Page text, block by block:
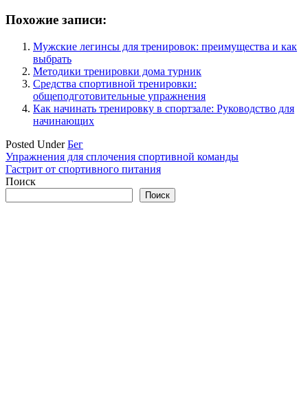
Похожие записи:
Мужские легинсы для тренировок: преимущества и как
выбрать
Методики тренировки дома турник
Средства спортивной тренировки:
общеподготовительные упражнения
Как начинать тренировку в спортзале: Руководство для
начинающих
Posted UnderБег
Навигация
по
Упражнения для сплочения спортивной команды
Гастрит от спортивного питания
Поиск
Поиск